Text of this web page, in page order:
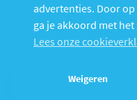
Cursussen
FAQ
advertenties. Door op
ga je akkoord met
Lees onze
Weigeren